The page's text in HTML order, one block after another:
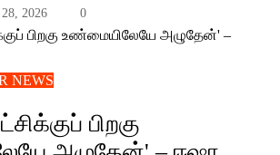
2026 0
NEWS
பிறகு